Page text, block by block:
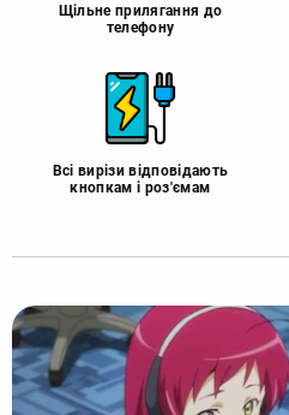
Щільне прилягання до
телефону
Всі вирізи відповідають
кнопкам і роз'ємам